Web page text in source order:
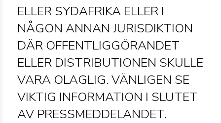
ELLER SYDAFRIKA ELLER I
NÅGON ANNAN JURISDIKTION
DÄR OFFENTLIGGÖRANDET
ELLER DISTRIBUTIONEN SKULLE
VARA OLAGLIG. VÄNLIGEN SE
VIKTIG INFORMATION I SLUTET
AV PRESSMEDDELANDET.